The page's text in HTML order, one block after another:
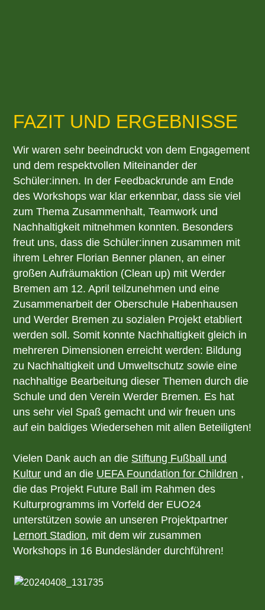
FAZIT UND ERGEBNISSE
Wir waren sehr beeindruckt von dem Engagement
und dem respektvollen Miteinander der
Schüler:innen. In der Feedbackrunde am Ende
des Workshops war klar erkennbar, dass sie viel
zum Thema Zusammenhalt, Teamwork und
Nachhaltigkeit mitnehmen konnten. Besonders
freut uns, dass die Schüler:innen zusammen mit
ihrem Lehrer Florian Benner planen, an einer
großen Aufräumaktion (Clean up) mit Werder
Bremen am 12. April teilzunehmen und eine
Zusammenarbeit der Oberschule Habenhausen
und Werder Bremen zu sozialen Projekt etabliert
werden soll. Somit konnte Nachhaltigkeit gleich in
mehreren Dimensionen erreicht werden: Bildung
zu Nachhaltigkeit und Umweltschutz sowie eine
nachhaltige Bearbeitung dieser Themen durch die
Schule und den Verein Werder Bremen. Es hat
uns sehr viel Spaß gemacht und wir freuen uns
auf ein baldiges Wiedersehen mit allen Beteiligten!
Vielen Dank auch an die Stiftung Fußball und
Kultur und an die UEFA Foundation for Children ,
die das Projekt Future Ball im Rahmen des
Kulturprogramms im Vorfeld der EUO24
unterstützen sowie an unseren Projektpartner
Lernort Stadion, mit dem wir zusammen
Workshops in 16 Bundesländer durchführen!